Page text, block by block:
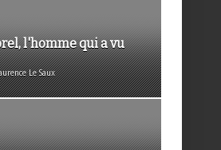
l'homme qui a vu
Le Saux